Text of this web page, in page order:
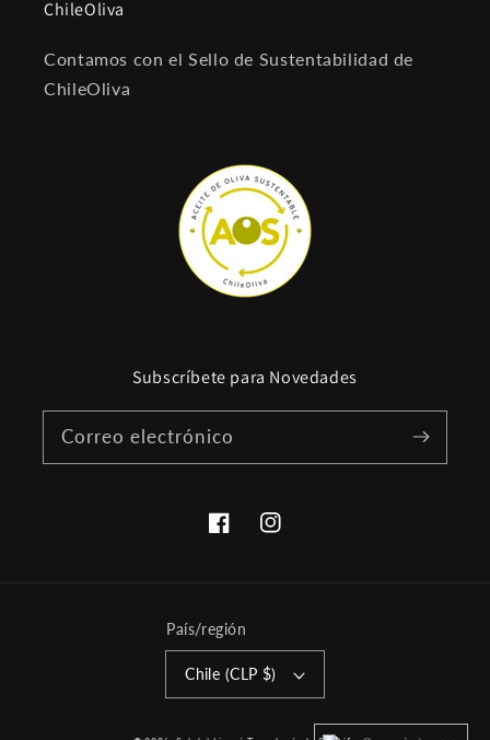
ChileOliva
Contamos con el Sello de Sustentabilidad de
ChileOliva
Subscríbete para Novedades
Correo electrónico
FacebookInstagram
País/región
Chile (CLP $)